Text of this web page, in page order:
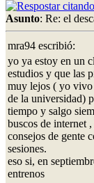
Asunto: Re: el
mra94 escribió:
yo ya estoy en un
estudios y que las
muy lejos ( yo vivo
de la universidad)
tiempo y salgo
buscos de internet
consejos de gente
sesiones.
eso si, en
entrenos